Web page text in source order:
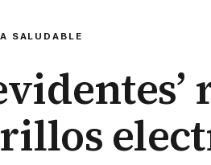
SALUDABLE